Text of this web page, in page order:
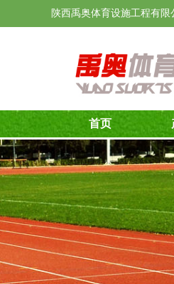
陕西禹奥体育设施工程有
首页